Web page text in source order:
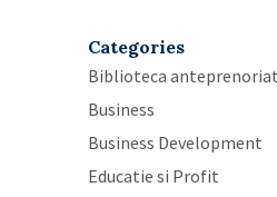
Categories
Biblioteca
Business
Business Development
Educatie si Profit